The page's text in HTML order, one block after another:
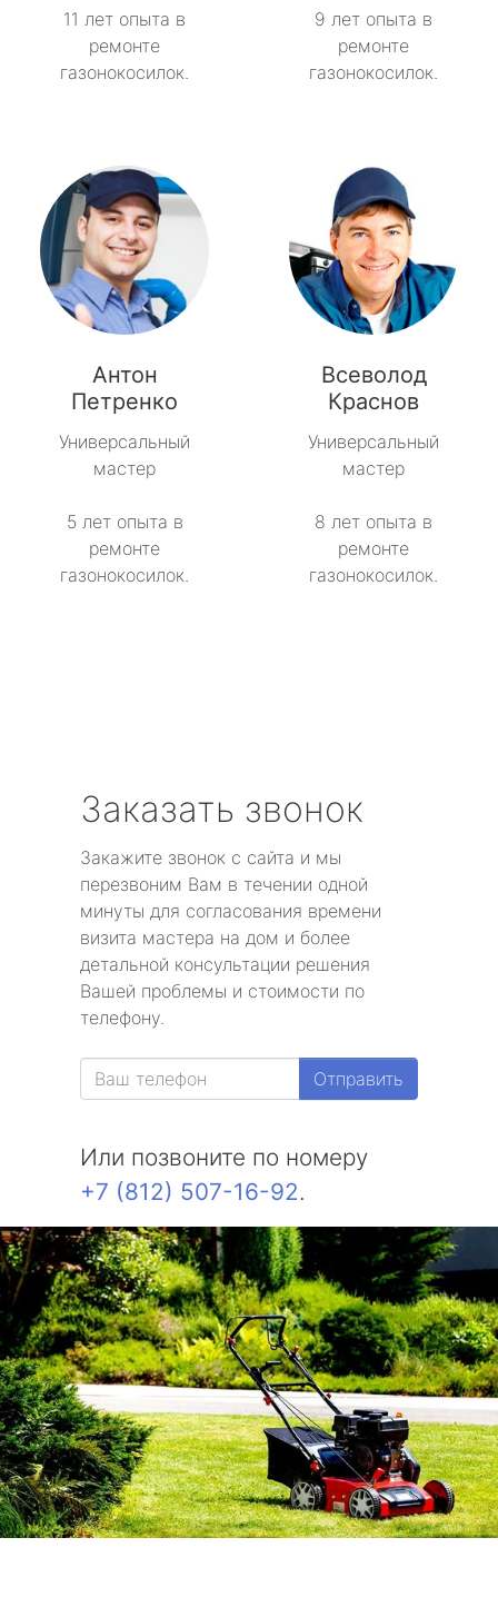
11 лет опыта в
ремонте
газонокосилок.
9 лет опыта в
ремонте
газонокосилок.
Антон
Петренко
Универсальный
мастер
5 лет опыта в
ремонте
газонокосилок.
Всеволод
Краснов
Универсальный
мастер
8 лет опыта в
ремонте
газонокосилок.
Заказать звонок
Закажите звонок с сайта и мы
перезвоним Вам в течении одной
минуты для согласования времени
визита мастера на дом и более
детальной консультации решения
Вашей проблемы и стоимости по
телефону.
Отправить
Или позвоните по номеру
+7 (812) 507-16-92.